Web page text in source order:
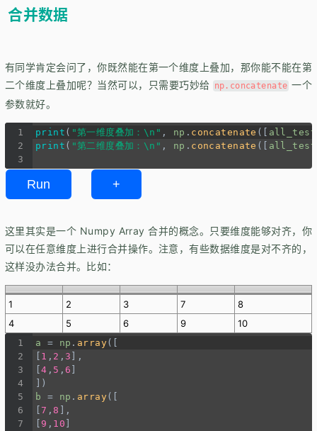
合并数据
有同学肯定会问了，你既然能在第一个维度上叠加，那你能不能在第
二个维度上叠加呢？当然可以，只需要巧妙给 np.concatenate 一个
参数就好。
1 print ( "第一维度叠加：\n" , np . concatenate ([
2
print ( "第二维度叠加：\n" , np . concatenate ([
3
Run +
这里其实是一个 Numpy Array 合并的概念。只要维度能够对齐，你
可以在任意维度上进行合并操作。注意，有些数据维度是对不齐的，
这样没办法合并。比如：
1 2 3 7
8
4
5 6 9 10
1 a = np . array([
2
1 , 2 , 3 ],
3
[4 , 5 ,6
4
])
5
b = np . array ([
6
7 , 8
],
7
9 , 10